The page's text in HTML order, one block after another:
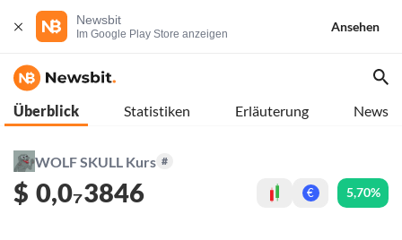
Newsbit
Im Google Play Store anzeigen
Ansehen
Überblick Statistiken Erläuterung News
WOLF SKULL Kurs #
$ 0,0₇3846 € 5,70%